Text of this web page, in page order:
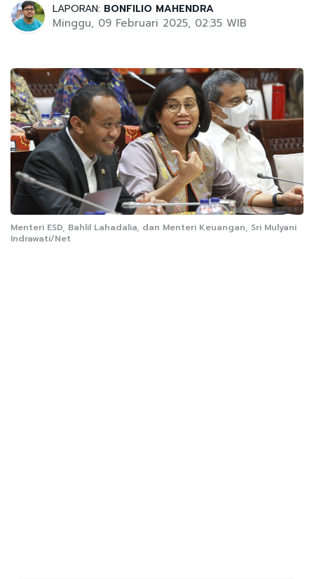
LAPORAN: BONFILIO MAHENDRA
Minggu, 09 Februari 2025, 02:35 WIB
Menteri ESD, Bahlil Lahadalia, dan Menteri Keuangan, Sri Mulyani
Indrawati/Net